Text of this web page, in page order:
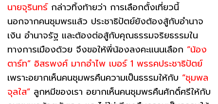
นายจุรินทร์กล่าวทิ้งท้ายว่า การเลือกตั้งเที่ยวนี้
นอกจากคนชุมพรแล้ว ประชาธิปัตย์ยังต้องสู้กับอำนาจ
เงิน อำนาจรัฐ และต้องต่อสู้กับคุณธรรมจริยธรรมใน
ทางการเมืองด้วย จึงขอให้พี่น้องลงคะแนนเลือก “น้อง
ตาร์ท” อิสรพงศ์ มากอำไพ เบอร์ 1 พรรคประชาธิปัตย์
เพราะอยากเห็นคนชุมพรคืนความเป็นธรรมให้กับ “ชุมพล
จุลใส” ลูกหมีของเรา อยากเห็นคนชุมพรคืนศักดิ์ศรีให้กับ